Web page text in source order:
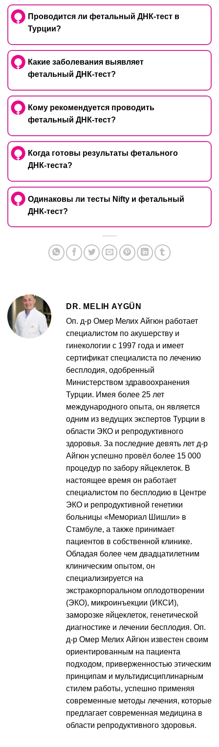
Проводится ли фетальный ДНК-тест в
Турции?
Какие заболевания выявляет
фетальный ДНК-тест?
Кому рекомендуется проводить
фетальный ДНК-тест?
Когда готовы результаты фетального
ДНК-теста?
Одинаковы ли тесты Nifty и фетальный
ДНК-тест?
DR. MELIH AYGÜN
Оп. д-р Омер Мелих Айгюн работает
специалистом по акушерству и
гинекологии с 1997 года и имеет
сертификат специалиста по лечению
бесплодия, одобренный
Министерством здравоохранения
Турции. Имея более 25 лет
международного опыта, он является
одним из ведущих экспертов Турции в
области ЭКО и репродуктивного
здоровья. За последние девять лет д-р
Айгюн успешно провёл более 15 000
процедур по забору яйцеклеток. В
настоящее время он работает
специалистом по бесплодию в Центре
ЭКО и репродуктивной генетики
больницы «Мемориал Шишли» в
Стамбуле, а также принимает
пациентов в собственной клинике.
Обладая более чем двадцатилетним
клиническим опытом, он
специализируется на
экстракорпоральном оплодотворении
(ЭКО), микроинъекции (ИКСИ),
заморозке яйцеклеток, генетической
диагностике и лечении бесплодия. Оп.
д-р Омер Мелих Айгюн известен своим
ориентированным на пациента
подходом, приверженностью этическим
принципам и мультидисциплинарным
стилем работы, успешно применяя
современные методы лечения, которые
предлагает современная медицина в
области репродуктивного здоровья.